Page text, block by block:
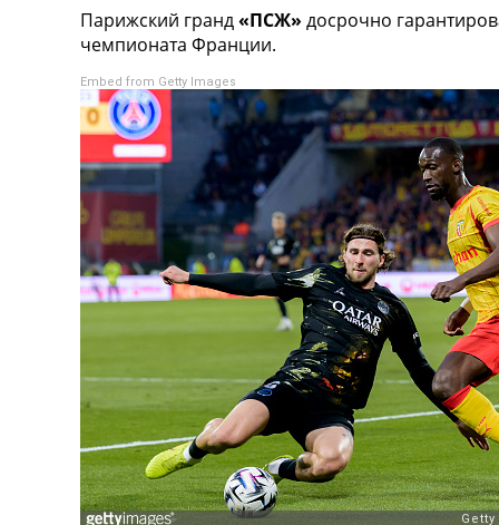
Турниры
Чемпионат Мира
Украина. Премьер-Лига
Украина. Первая Лига
Лига Чемпионов
Англия. Премьер Лига
Испания. Ла Лига
Другие Турниры >>>
Таблицы
Таблицы групп Чемпионата Мира
Украина. Премьер-Лига
Украина. Первая Лига
Лига Чемпионов. Таблицы групп
Англия. Премьер-Лига
Испания. Ла Лига
Все таблицы >>>
Рейтинги
Рейтинг стран УЕФА
Рейтинг клубов УЕФА
Рейтинг ФИФА
ТВ программа
Парижский гранд«ПСЖ» досрочно
чемпионата Франции.
Embed from Getty Images